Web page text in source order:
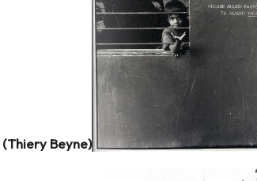
Thiery Beyne)